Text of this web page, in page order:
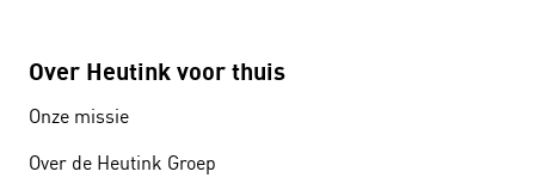
Over Heutink voor thuis
Onze missie
Over de Heutink Groep